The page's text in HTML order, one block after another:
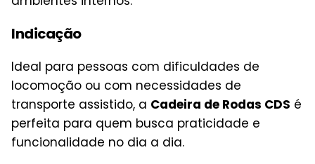
Indicação
Ideal para pessoas com dificuldades de
locomoção ou com necessidades de
transporte assistido, a Cadeira de Rodas CDS é
perfeita para quem busca praticidade e
funcionalidade no dia a dia.